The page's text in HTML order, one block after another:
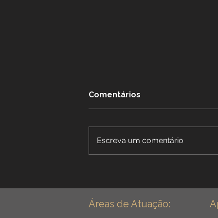
Especial para Cirurgião
Dentista - Guia Completo
Comentários
Escreva um comentário
Áreas de Atuação: